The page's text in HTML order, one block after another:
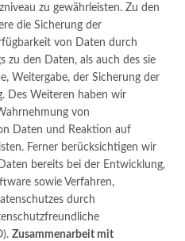
zu gewährleisten. Zu den
die Sicherung der
von Daten durch
zu den Daten, als auch des sie
Weitergabe, der Sicherung der
Des Weiteren haben wir
von
Daten und Reaktion auf
Ferner berücksichtigen wir
bereits bei der Entwicklung,
sowie Verfahren,
durch
Zusammenarbeit mit